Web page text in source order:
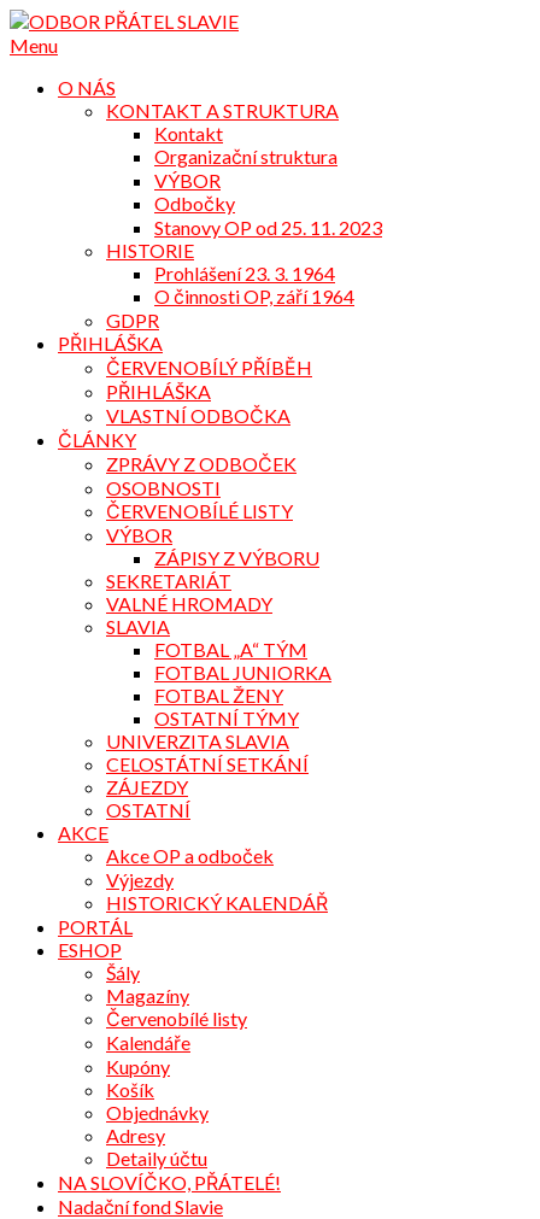
Přejdi
na
Menu
O NÁS
KONTAKT A STRUKTURA
Kontakt
Organizační struktura
VÝBOR
Odbočky
Stanovy OP od 25. 11. 2023
HISTORIE
Prohlášení 23. 3. 1964
O činnosti OP, září 1964
GDPR
PŘIHLÁŠKA
ČERVENOBÍLÝ PŘÍBĚH
PŘIHLÁŠKA
VLASTNÍ ODBOČKA
ČLÁNKY
ZPRÁVY Z ODBOČEK
OSOBNOSTI
ČERVENOBÍLÉ LISTY
VÝBOR
ZÁPISY Z VÝBORU
SEKRETARIÁT
VALNÉ HROMADY
SLAVIA
FOTBAL „A“ TÝM
FOTBAL JUNIORKA
FOTBAL ŽENY
OSTATNÍ TÝMY
UNIVERZITA SLAVIA
CELOSTÁTNÍ SETKÁNÍ
ZÁJEZDY
OSTATNÍ
AKCE
Akce OP a odboček
Výjezdy
HISTORICKÝ KALENDÁŘ
PORTÁL
ESHOP
Šály
Magazíny
Červenobílé listy
Kalendáře
Kupóny
Košík
Objednávky
Adresy
Detaily účtu
NA SLOVÍČKO, PŘÁTELÉ!
Nadační fond Slavie